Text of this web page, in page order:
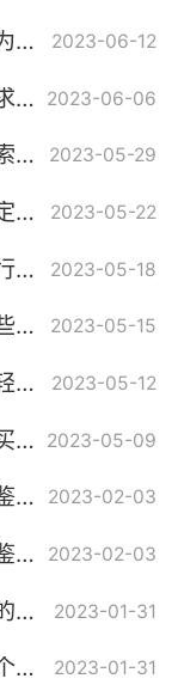
房屋买卖的交易流程都有哪些？为夫妻一方的个人财产有哪些？ 2023-06-12
天天看热讯：淘宝上买到假货要求赔偿找哪里投诉？商家寄错货应该怎么补偿？ 2023-06-06
买卖婚姻的特点是什么？借婚姻索取财物和买卖婚姻的区别在哪？ 2023-05-29
广州市民事诉讼费标准是怎么规定的？打官司如何选择合适的律师？ 2023-05-22
如何认定有配偶者与他人同居的行为？涉嫌重婚罪的双方都要受罚吗？ 2023-05-18
自然人起诉时应提交的材料有哪些？一般情况下到法院起诉离婚需要交多少钱？ 2023-05-15
打架轻伤鉴定标准是什么？打架轻伤的判刑标准是什么？ 2023-05-12
聘礼算夫妻共同财产吗？用彩礼买房算夫妻共同财产吗？ 2023-05-09
司法鉴定时间限制是多久？司法鉴定流程是怎么样的？ 2023-02-03
河南司法鉴定费用是多少？司法鉴定原则是什么？司法鉴定主要指什么？ 2023-02-03
亲子鉴定要多少费用？亲子鉴定的类型有哪几种？亲子鉴定的收费标准是什么？ 2023-01-31
亲子鉴定费用一般是多少？自己个人可以做亲子鉴定吗？ 2023-01-31